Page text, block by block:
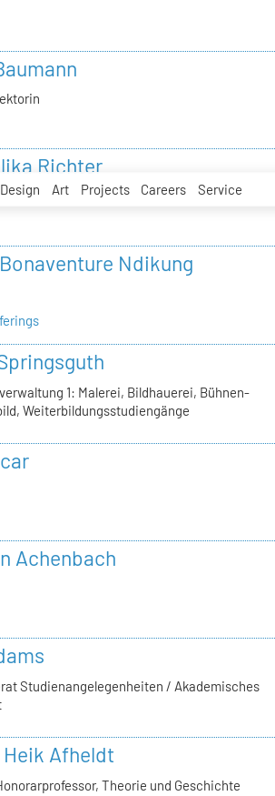
Design Art Projects Careers Service
Richter
Ndikung
1: Malerei, Bildhauerei, Bühnen-
Weiterbildungsstudiengänge
Achenbach
Studienangelegenheiten / Akademisches
Heik Afheldt
Theorie und Geschichte